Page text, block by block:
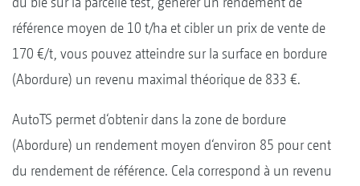
référence moyen de 10 t/ha et cibler un prix de vente de
170 €/t, vous pouvez atteindre sur la surface en bordure
(Abordure) un revenu maximal théorique de 833 €.
AutoTS permet d‘obtenir dans la zone de bordure
(Abordure) un rendement moyen d‘environ 85 pour cent
du rendement de référence. Cela correspond à un revenu